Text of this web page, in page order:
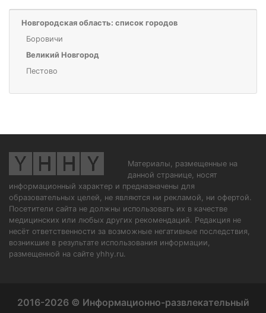
Новгородская область: список городов
Боровичи
Великий Новгород
Пестово
Материалы, размещенные на
данной странице, носят
информационный характер и предназначены для
образовательных целей, не являются ни рекламой, ни офертой.
Посетители сайта не должны использовать их в качестве
медицинских или любых других рекомендаций. Редакция не
несёт ответственности за возможные негативные последствия,
возникшие в результате использования информации,
размещенной на сайте yhhy.ru.
2016-2026 © Информационно-развлекательный